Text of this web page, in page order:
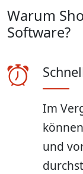
Warum
Software?
Im
und